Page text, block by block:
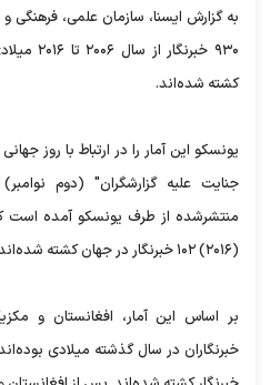
به گزارش ایسنا، سازمان علمی، فرهنگی
۹۳۰
کشته شده‌اند.
یونسکو این آمار را در ارتباط با روز
جنایت علیه گزارشگران" (دوم
منتشرشده از طرف یونسکو آمده است
(۲۰۱۶) ۱۰۲ خبرنگار در جهان کشته شده‌اند.
بر اساس این آمار، افغانستان و